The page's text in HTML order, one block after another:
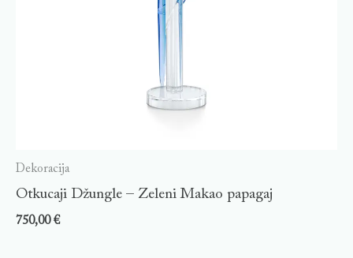
Dekoracija
Otkucaji Džungle – Zeleni Makao papagaj
750,00€